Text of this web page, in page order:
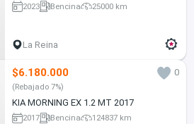
2023 Bencina 25000 km
La Reina
$6.180.000 0
(Rebajado 7%)
KIA MORNING EX 1.2 MT 2017
2017 Bencina 124837 km